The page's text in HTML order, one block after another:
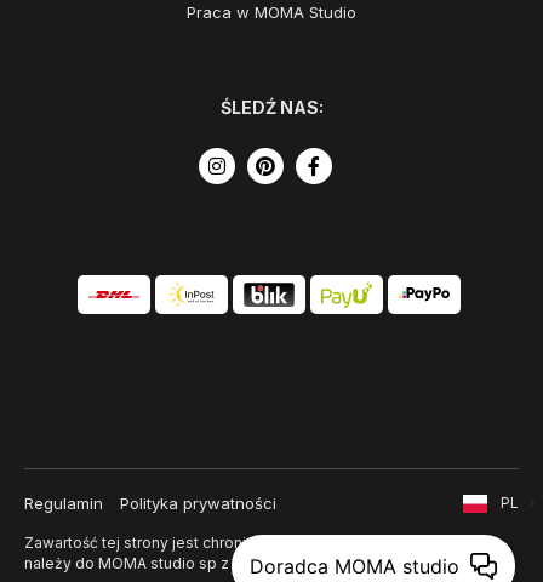
Praca w MOMA Studio
ŚLEDŹ NAS:
Regulamin Polityka prywatności
Zawartość tej strony jest chroniona prawem autorskim i
należy do MOMA studio sp z o. o.
PL
Doradca MOMA studio